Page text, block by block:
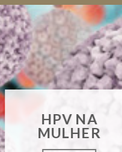
HPV NA
MULHER